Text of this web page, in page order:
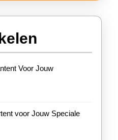
Voor Jouw
voor Jouw Speciale